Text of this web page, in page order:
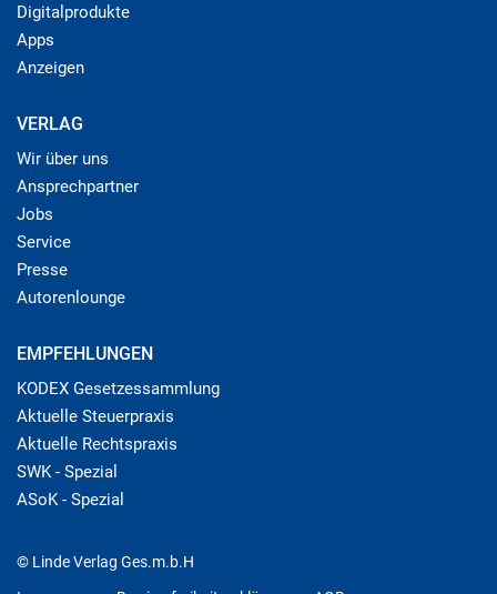
Digitalprodukte
Apps
Anzeigen
VERLAG
Wir über uns
Ansprechpartner
Jobs
Service
Presse
Autorenlounge
EMPFEHLUNGEN
KODEX Gesetzessammlung
Aktuelle Steuerpraxis
Aktuelle Rechtspraxis
SWK - Spezial
ASoK - Spezial
© Linde Verlag Ges.m.b.H